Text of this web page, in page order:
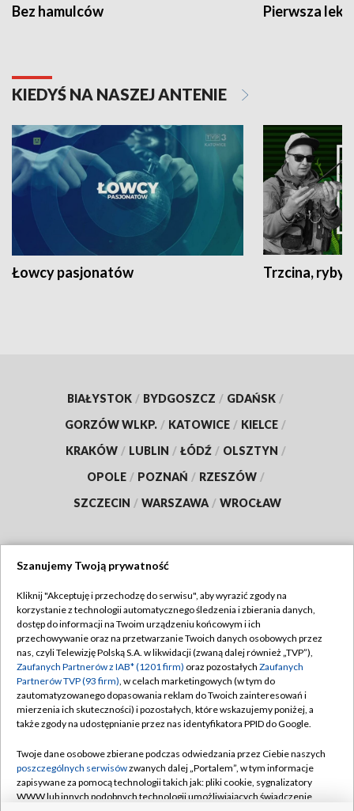
Bez hamulców Pierwsza
KIEDYŚ NA NASZEJ ANTENIE
Łowcy pasjonatów Trzcina, ryby
BIAŁYSTOK / BYDGOSZCZ / GDAŃSK /
GORZÓW WLKP. / KATOWICE / KIELCE /
KRAKÓW / LUBLIN / ŁÓDŹ / OLSZTYN /
OPOLE / POZNAŃ / RZESZÓW /
SZCZECIN / WARSZAWA / WROCŁAW
TVP
Abonament TVP
Emisja w TVP
Centrum informacji TVP
Naziemna Telewizja Cyfrowa
Rada Programowa
System NOS
Regulamin TVP
Polityka prywatności
Moje zgody
Pomoc
Kontakt
Szanujemy Twoją prywatność
Kliknij "Akceptuję i przechodzę do serwisu", aby wyrazić zgody na
korzystanie z technologii automatycznego śledzenia i zbierania danych,
dostęp do informacji na Twoim urządzeniu końcowym i ich
przechowywanie oraz na przetwarzanie Twoich danych osobowych przez
nas, czyli Telewizję Polską S.A. w likwidacji (zwaną dalej również „TVP”),
Zaufanych Partnerów z IAB* (1201 firm) oraz pozostałych Zaufanych
Partnerów TVP (93 firm), w celach marketingowych (w tym do
zautomatyzowanego dopasowania reklam do Twoich zainteresowań i
mierzenia ich skuteczności) i pozostałych, które wskazujemy poniżej, a
także zgody na udostępnianie przez nas identyfikatora PPID do Google.
Twoje dane osobowe zbierane podczas odwiedzania przez Ciebie naszych
poszczególnych serwisówzwanych dalej „Portalem”, w tym informacje
zapisywane za pomocą technologii takich jak: pliki cookie, sygnalizatory
WWW lub innych podobnych technologii umożliwiających świadczenie